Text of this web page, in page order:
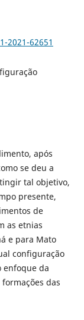
2021-62651
após
se deu a
tal objetivo,
presente,
de
as etnias
e para Mato
configuração
enfoque da
das